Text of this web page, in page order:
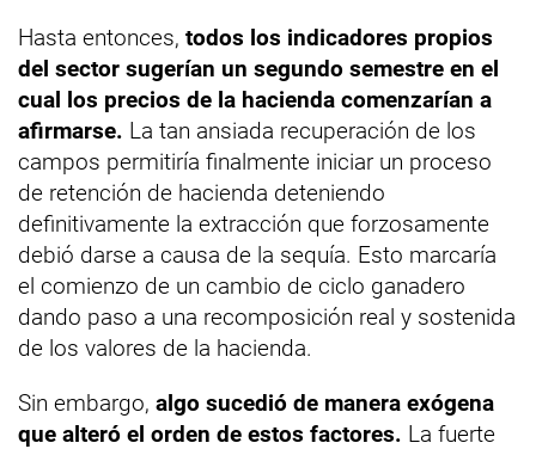
Hasta entonces, todos los indicadores propios
del sector sugerían un segundo semestre en el
cual los precios de la hacienda comenzarían a
afirmarse. La tan ansiada recuperación de los
campos permitiría finalmente iniciar un proceso
de retención de hacienda deteniendo
definitivamente la extracción que forzosamente
debió darse a causa de la sequía. Esto marcaría
el comienzo de un cambio de ciclo ganadero
dando paso a una recomposición real y sostenida
de los valores de la hacienda.
Sin embargo, algo sucedió de manera exógena
que alteró el orden de estos factores. La fuerte